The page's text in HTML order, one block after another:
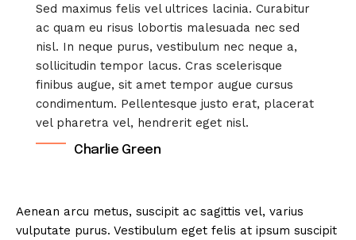
Sed maximus felis vel ultrices lacinia. Curabitur
ac quam eu risus lobortis malesuada nec sed
nisl. In neque purus, vestibulum nec neque a,
sollicitudin tempor lacus. Cras scelerisque
finibus augue, sit amet tempor augue cursus
condimentum. Pellentesque justo erat, placerat
vel pharetra vel, hendrerit eget nisl.
Charlie Green
Aenean arcu metus, suscipit ac sagittis vel, varius
vulputate purus. Vestibulum eget felis at ipsum suscipit